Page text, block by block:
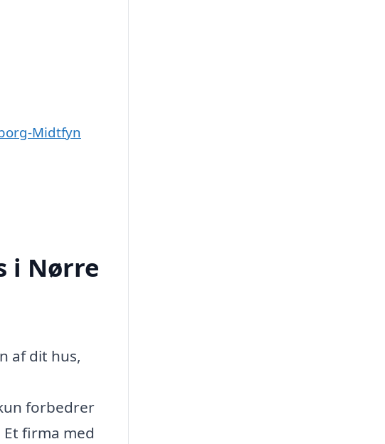
Midtfyn
i Nørre
af dit hus,
forbedrer
firma med